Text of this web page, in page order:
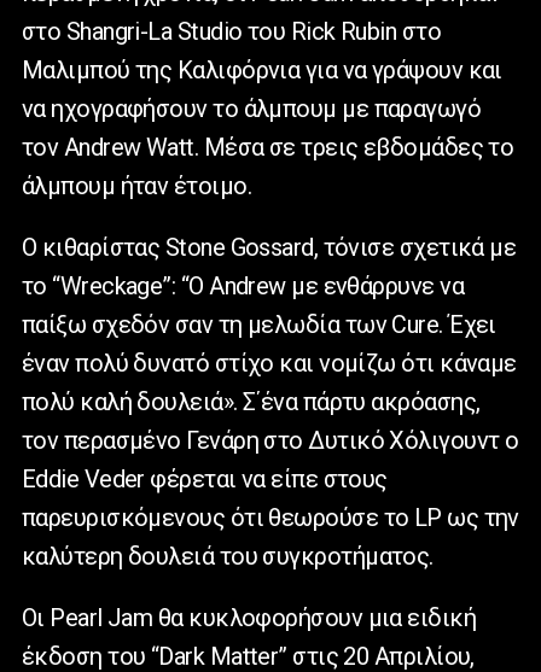
στο Shangri-La Studio του Rick Rubin στο
Μαλιμπού της Καλιφόρνια για να γράψουν και
να ηχογραφήσουν το άλμπουμ με παραγωγό
τον Andrew Watt. Μέσα σε τρεις εβδομάδες το
άλμπουμ ήταν έτοιμο.
Ο κιθαρίστας Stone Gossard, τόνισε σχετικά με
το “Wreckage”: “Ο Andrew με ενθάρρυνε να
παίξω σχεδόν σαν τη μελωδία των Cure. Έχει
έναν πολύ δυνατό στίχο και νομίζω ότι κάναμε
πολύ καλή δουλειά». Σ΄ένα πάρτυ ακρόασης,
τον περασμένο Γενάρη στο Δυτικό Χόλιγουντ ο
Eddie Veder φέρεται να είπε στους
παρευρισκόμενους ότι θεωρούσε το LP ως την
καλύτερη δουλειά του συγκροτήματος.
Οι Pearl Jam θα κυκλοφορήσουν μια ειδική
έκδοση του “Dark Matter” στις 20 Απριλίου,